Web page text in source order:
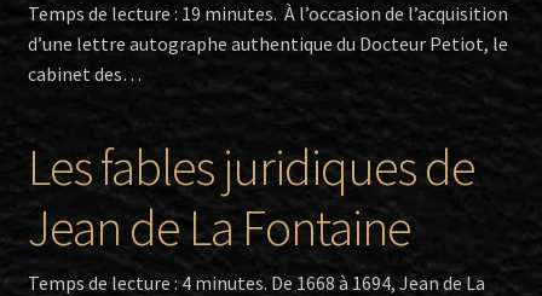
Objets
Livres
À propos
Temps de lecture : 19 minutes. À l’occasion de l’acquisition
d’une lettre autographe authentique du Docteur Petiot, le
cabinet des…
Les fables juridiques de
Jean de La Fontaine
Temps de lecture : 4 minutes. De 1668 à 1694, Jean de La